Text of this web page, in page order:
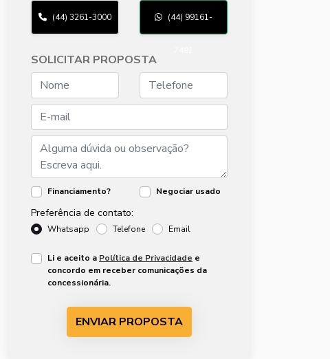
(44) 3261-3000 (44) 99161-
SOLICITAR PROPOSTA
Financiamento? Negociar usado
Preferência de contato:
Whatsapp Telefone Email
Li e aceito a Política de Privacidade e
concordo em receber comunicações da
concessionária.
ENVIAR PROPOSTA